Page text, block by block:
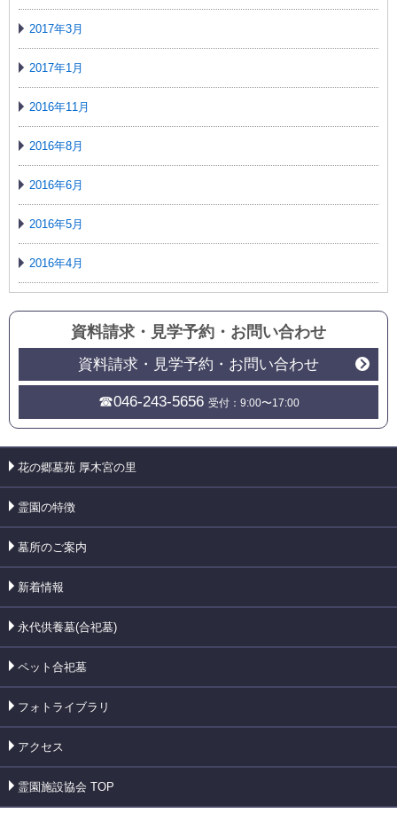
2017年3月
2017年1月
2016年11月
2016年8月
2016年6月
2016年5月
2016年4月
資料請求・見学予約 ・ お問い合わせ
資料請求・見学予約・お問い合わせ
☎046-243-5656 受付：9:00〜17:00
花の郷墓苑 厚木宮の里
霊園の特徴
墓所のご案内
新着情報
永代供養墓(合祀墓)
ペット合祀墓
フォトライブラリ
アクセス
霊園施設協会 TOP